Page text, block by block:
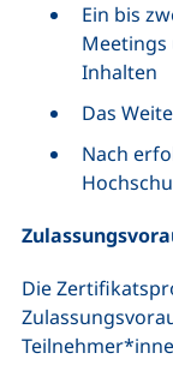
Ein bis
Inhalten
Das
Nach
Die